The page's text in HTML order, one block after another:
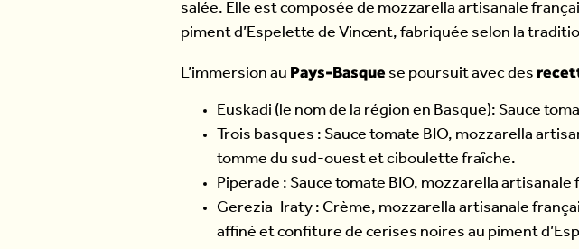
salée. Elle est composée de mozzarella artisanale
piment d’Espelette de Vincent, fabriquée selon la
L’immersion au Pays-Basque se poursuit avec des
Euskadi (le nom de la région en Basque): Sauce
Trois basques : Sauce tomate BIO, mozzarella
tomme du sud-ouest et ciboulette fraîche.
Piperade : Sauce tomate BIO, mozzarella
Gerezia-Iraty : Crème, mozzarella artisanale
affiné et confiture de cerises noires au piment